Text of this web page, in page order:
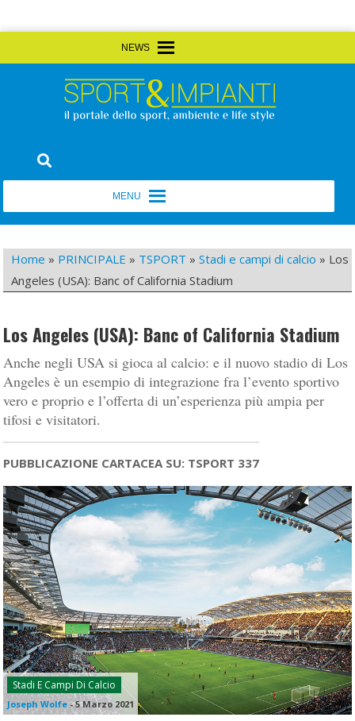
to
Sport&Impianti
Home » PRINCIPALE » TSPORT »Stadi e campi di calcio » Los
Angeles (USA): Banc of California Stadium
Los Angeles (USA): Banc of California Stadium
Anche negli USA si gioca al calcio: e il nuovo stadio di Los
Angeles è un esempio di integrazione fra l’evento sportivo
vero e proprio e l’offerta di un’esperienza più ampia per
tifosi e visitatori.
PUBBLICAZIONE CARTACEA SU: TSPORT 337
Stadi E Campi Di Calcio
Joseph Wolfe-5 Marzo 2021